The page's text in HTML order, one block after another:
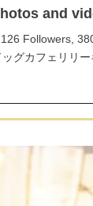
and
Followers,
ッグカフェリリ